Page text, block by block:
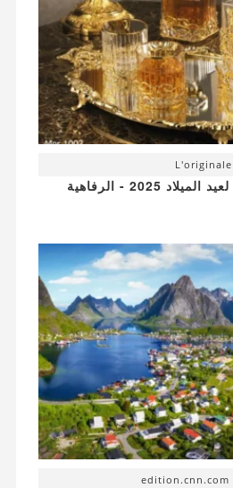
L'originale
10 أفكار لهدايا فاخرة لعيد الميلاد 2025 - الرفاهية